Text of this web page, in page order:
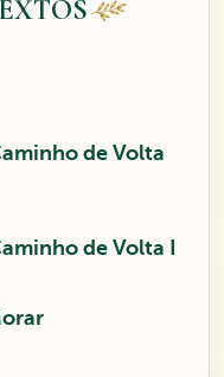
de Volta
de Volta I